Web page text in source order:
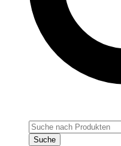
Products
search
Suche